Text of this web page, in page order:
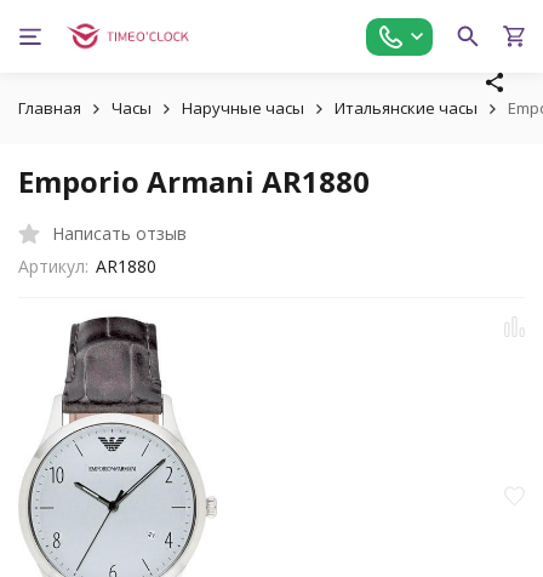
Главная Часы Наручные часы Итальянские часы
Emporio Armani AR1880
Написать отзыв
Артикул: AR1880